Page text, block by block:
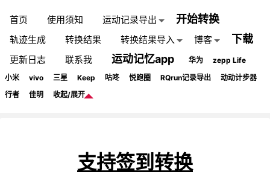
首页 使用须知 运动记录导出 开始转换
轨迹生成 转换结果 转换结果导入 博客 下载
更新日志 联系我 运动记忆app 华为
zepp Life
小米
vivo 三星 Keep 咕咚 悦跑圈 RQrun记录导出
动动计步器
行者
佳明 收起/展开
支持签到转换